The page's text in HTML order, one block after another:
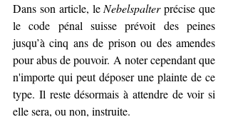
Dans son article, le Nebelspalter précise que
le code pénal suisse prévoit des peines
jusqu’à cinq ans de prison ou des amendes
pour abus de pouvoir. A noter cependant que
n'importe qui peut déposer une plainte de ce
type. Il reste désormais à attendre de voir si
elle sera, ou non, instruite.